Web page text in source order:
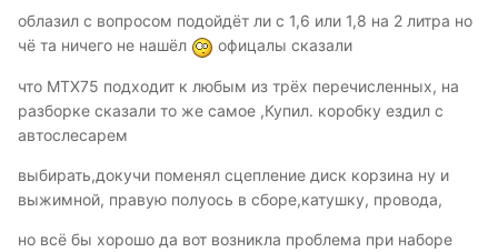
облазил с вопросом подойдёт ли с 1,6 или 1,8 на 2 литра но
чё та ничего не нашёл
офицалы сказали
что MTX75 подходит к любым из трёх перечисленных, на
разборке сказали то же самое ,Купил. коробку ездил с
автослесарем
выбирать,докучи поменял сцепление диск корзина ну и
выжимной, правую полуось в сборе,катушку, провода,
но всё бы хорошо да вот возникла проблема при наборе